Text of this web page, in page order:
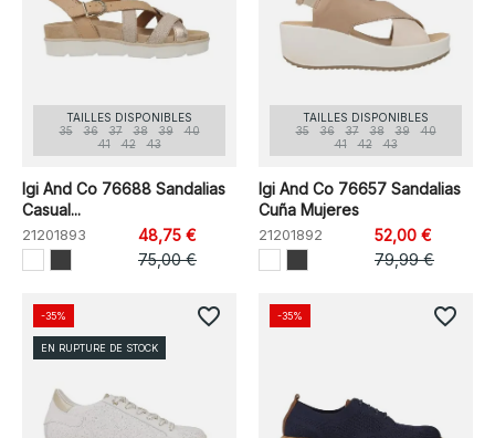
TAILLES DISPONIBLES
35
36 37 38 39
40
41
42 43
Igi And Co 76688 Sandalias
Casual...
21201893
48,75 €
75,00 €
TAILLES DISPONIBLES
35
36 37 38 39
40
41
42 43
Igi And Co 76657 Sandalias
Cuña Mujeres
21201892
52,00 €
79,99 €
-35%
EN RUPTURE DE STOCK
favorite_border -35% favorite_border